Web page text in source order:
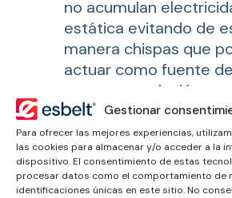
Gestionar
Para ofrecer las mejores experiencias,
las cookies para almacenar y/o acceder a la
dispositivo. El consentimiento de estas
procesar datos como el comportamiento de
identificaciones únicas en este sitio. No
no acumulan
estática evitando de
manera chispas que
actuar como fuente
para una explosión.
Series